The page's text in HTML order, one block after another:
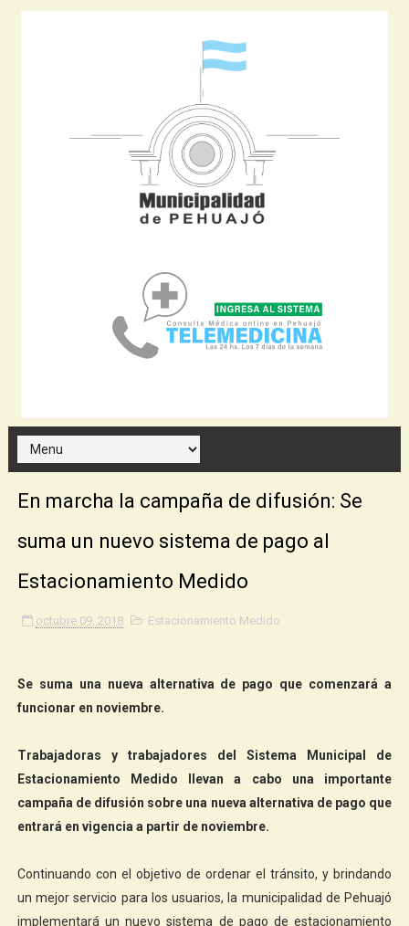
En marcha la campaña de difusión: Se
suma un nuevo sistema de pago al
Estacionamiento Medido
octubre 09, 2018 Estacionamiento Medido
Se suma una nueva alternativa de pago que comenzará a
funcionar en noviembre.
Trabajadoras y trabajadores del Sistema Municipal de
Estacionamiento Medido llevan a cabo una importante
campaña de difusión sobre una nueva alternativa de pago que
entrará en vigencia a partir de noviembre.
Continuando con el objetivo de ordenar el tránsito, y brindando
un mejor servicio para los usuarios, la municipalidad de Pehuajó
implementará un nuevo sistema de pago de estacionamiento